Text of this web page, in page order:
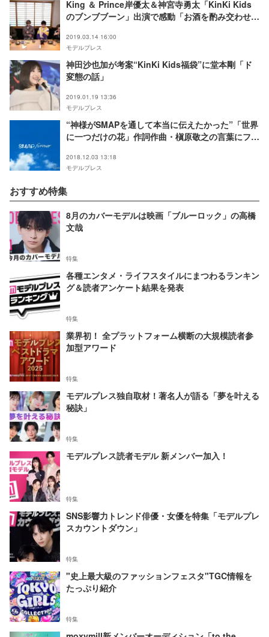
King ＆ Prince岸優太＆神宮寺勇太「KinKi Kids
のブンブブーン」出演で感動「お酒を酌み交わせる
2019.03.14 16:00
モデルプレス
神田沙也加が考案“KinKi Kids福袋”に堂本剛「ド
変態の話」
2019.01.19 13:36
モデルプレス
“神様がSMAPを通して本当に伝えたかった”「世界
に一つだけの花」作詞作曲・槇原敬之の言葉にファ
2018.12.03 13:18
モデルプレス
おすすめ特集
8月のカバーモデルは映画「ブルーロック」の高橋
文哉
特集
各種エンタメ・ライフスタイルにまつわるランキン
グ＆読者アンケート結果を発表
特集
業界初！ 全プラットフォーム横断の大規模読者参
加型アワード
特集
モデルプレス独自取材！著名人が語る「夢を叶える
秘訣」
特集
モデルプレス読者モデル 新メンバー加入！
特集
SNS影響力トレンド俳優・女優を特集「モデルプレ
スカウントダウン」
特集
"史上最大級のファッションフェスタ"TGC情報を
たっぷり紹介
特集